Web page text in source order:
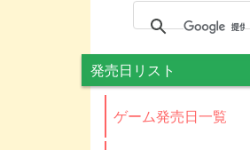
発売日リスト
ゲーム発売日一覧